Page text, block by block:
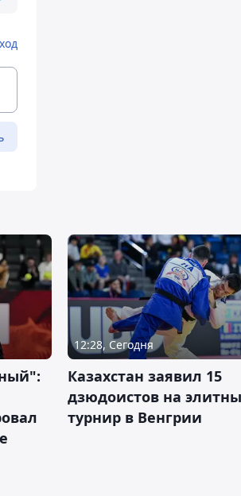
12:28, Сегодня
Казахстан заявил 15
дзюдоистов на
турнир в Венгрии